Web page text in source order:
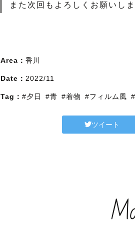
また次回もよろしくお願いしま
Area： 香川
Date： 2022/11
Tag： #夕日 #青 #着物 #フィルム風
ツイート